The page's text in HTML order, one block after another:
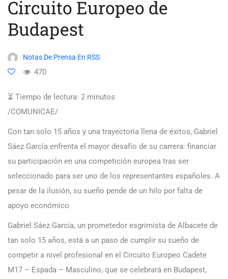
Circuito Europeo de
Budapest
Notas De Prensa En RSS
470
⏳ Tiempo de lectura: 2 minutos
/COMUNICAE/
Con tan solo 15 años y una trayectoria llena de éxitos, Gabriel
Sáez García enfrenta el mayor desafío de su carrera: financiar
su participación en una competición europea tras ser
seleccionado para ser uno de los representantes españoles. A
pesar de la ilusión, su sueño pende de un hilo por falta de
apoyo económico
Gabriel Sáez García, un prometedor esgrimista de Albacete de
tan solo 15 años, está a un paso de cumplir su sueño de
competir a nivel profesional en el Circuito Europeo Cadete
M17 – Espada – Masculino, que se celebrará en Budapest,